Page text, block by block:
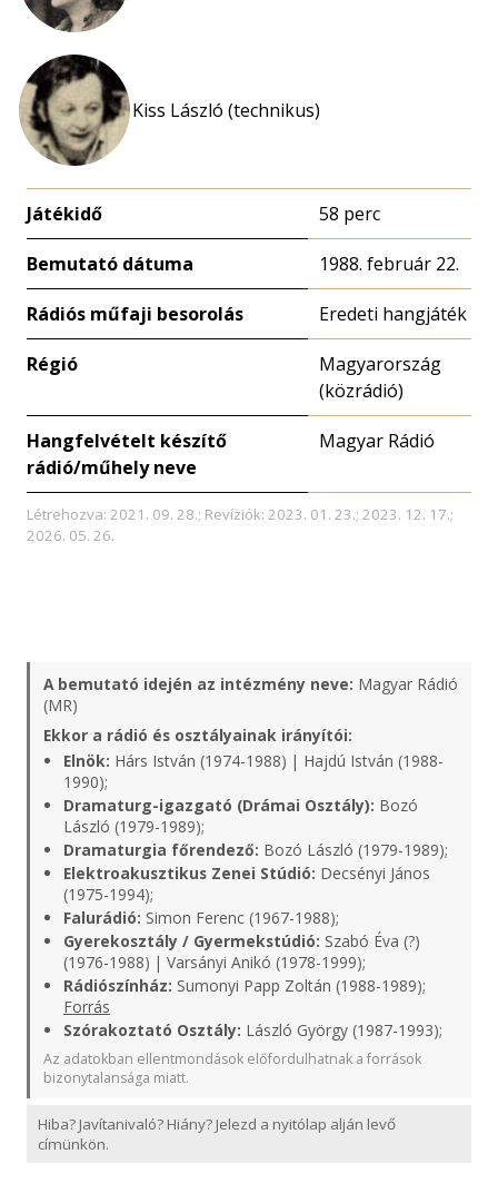
Kiss László (technikus)
Játékidő 58 perc
Bemutató dátuma 1988. február 22.
Rádiós műfaji besorolás Eredeti hangjáték
Régió
Magyarország
(közrádió)
Hangfelvételt készítő
rádió/műhely neve
Magyar Rádió
Létrehozva: 2021. 09. 28.; Revíziók: 2023. 01. 23.; 2023. 12. 17.;
2026. 05. 26.
A bemutató idején az intézmény neve: Magyar Rádió
(MR)
Ekkor a rádió és osztályainak irányítói:
Elnök: Hárs István (1974-1988) | Hajdú István (1988-
1990);
Dramaturg-igazgató (Drámai Osztály): Bozó
László (1979-1989);
Dramaturgia főrendező: Bozó László (1979-1989);
Elektroakusztikus Zenei Stúdió: Decsényi János
(1975-1994);
Falurádió: Simon Ferenc (1967-1988);
Gyerekosztály / Gyermekstúdió: Szabó Éva (?)
(1976-1988) | Varsányi Anikó (1978-1999);
Rádiószínház: Sumonyi Papp Zoltán (1988-1989);
Forrás
Szórakoztató Osztály: László György (1987-1993);
Az adatokban ellentmondások előfordulhatnak a források
bizonytalansága miatt.
Hiba? Javítanivaló? Hiány? Jelezd a nyitólap alján levő
címünkön.